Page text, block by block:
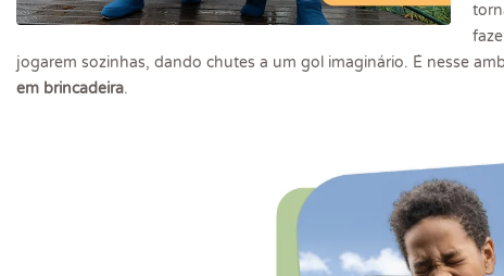
jogarem sozinhas, dando chutes a um gol imaginário. É nesse
em brincadeira.